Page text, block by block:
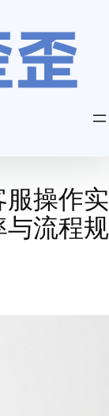
操作实
流程规